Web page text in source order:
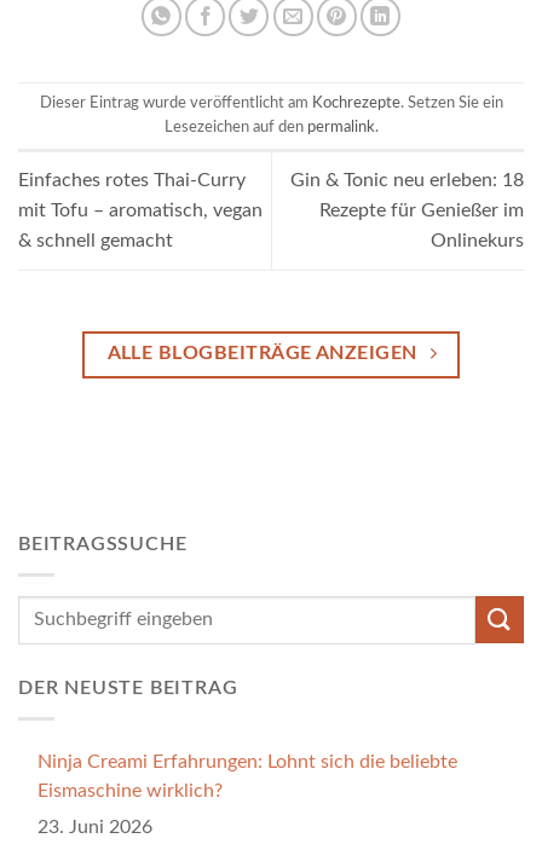
Dieser Eintrag wurde veröffentlicht am Kochrezepte. Setzen Sie ein
Lesezeichen auf den permalink.
Einfaches rotes Thai-Curry
mit Tofu – aromatisch, vegan
& schnell gemacht
Gin & Tonic neu erleben: 18
Rezepte für Genießer im
Onlinekurs
ALLE BLOGBEITRÄGE ANZEIGEN
BEITRAGSSUCHE
DER NEUSTE BEITRAG
Ninja Creami Erfahrungen: Lohnt sich die beliebte
Eismaschine wirklich?
23. Juni 2026